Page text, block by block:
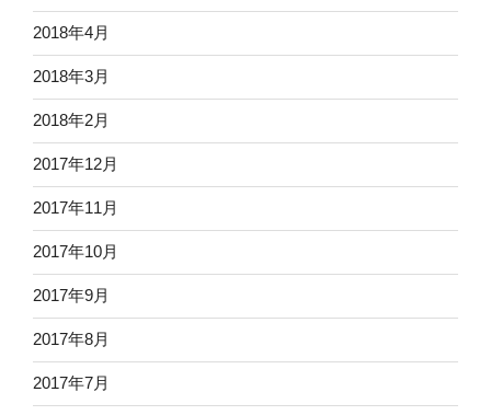
2018年4月
2018年3月
2018年2月
2017年12月
2017年11月
2017年10月
2017年9月
2017年8月
2017年7月